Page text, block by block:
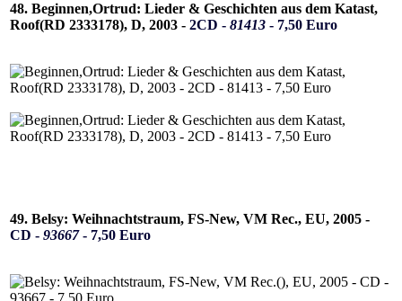
48. Beginnen,Ortrud: Lieder & Geschichten aus dem Katast,
Roof(RD 2333178), D, 2003 - 2CD - 81413 - 7,50 Euro
49. Belsy: Weihnachtstraum, FS-New, VM Rec., EU, 2005 -
CD - 93667- 7,50 Euro